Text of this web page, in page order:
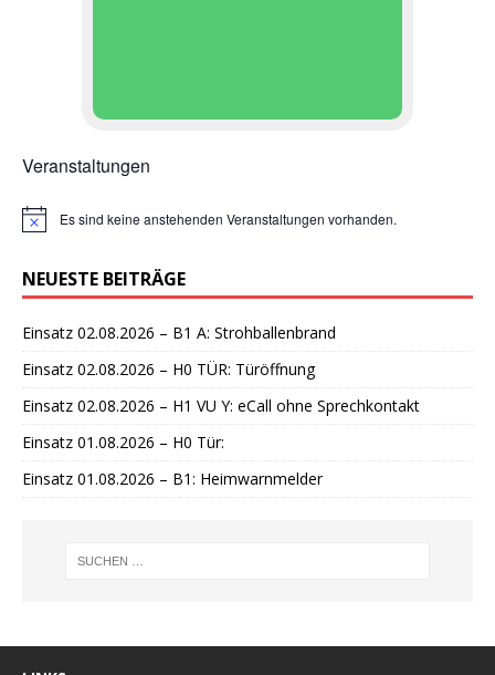
Veranstaltungen
H
w
e
s
Es sind keine anstehenden Veranstaltungen vorhanden.
NEUESTE BEITRÄGE
Einsatz 02.08.2026 – B1 A: Strohballenbrand
Einsatz 02.08.2026 – H0 TÜR: Türöffnung
Einsatz 02.08.2026 – H1 VU Y: eCall ohne Sprechkontakt
Einsatz 01.08.2026 – H0 Tür:
Einsatz 01.08.2026 – B1: Heimwarnmelder